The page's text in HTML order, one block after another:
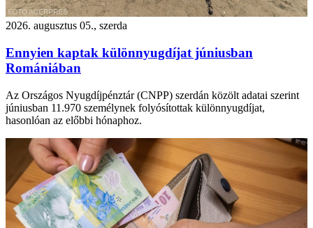
2026. augusztus 05., szerda
Ennyien kaptak különnyugdíjat júniusban
Romániában
Az Országos Nyugdíjpénztár (CNPP) szerdán közölt adatai szerint
júniusban 11.970 személynek folyósítottak különnyugdíjat,
hasonlóan az előbbi hónaphoz.